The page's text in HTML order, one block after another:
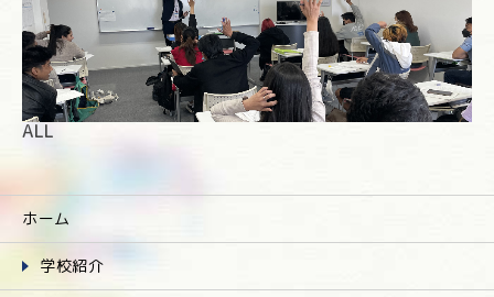
ALL
ホーム
学校紹介